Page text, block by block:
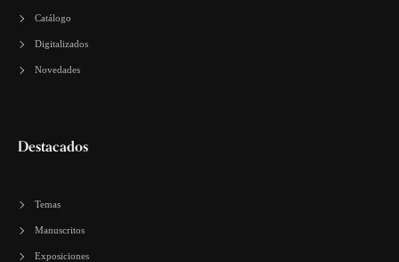
Catálogo
Digitalizados
Novedades
Destacados
Temas
Manuscritos
Exposiciones